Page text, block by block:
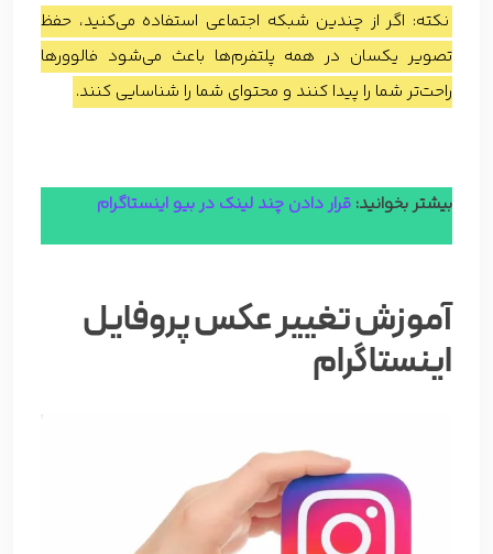
نکته: اگر از چندین شبکه اجتماعی استفاده می‌کنید، حفظ
تصویر یکسان در همه پلتفرم‌ها باعث می‌شود فالوورها
راحت‌تر شما را پیدا کنند و محتوای شما را شناسایی کنند.
بیشتر بخوانید: قرار دادن چند لینک در بیو اینستاگرام
آموزش تغییر عکس پروفایل
اینستاگرام